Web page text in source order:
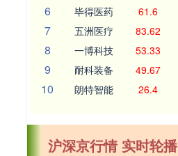
6 毕得医药 61.6
7 五洲医疗 83.62
8 一博科技 53.33
9 耐科装备 49.67
10 朗特智能 26.4
沪深京行情 实时轮播